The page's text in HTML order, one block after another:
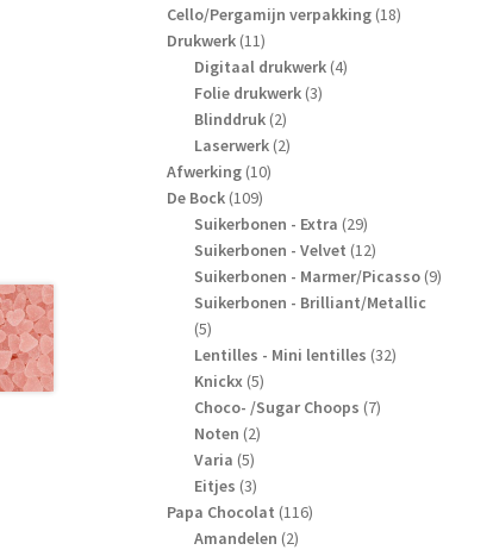
producten
Cello/Pergamijn verpakking 1818
Drukwerk 1111
producten
Digitaal drukwerk 44
Folie drukwerk 33
Blinddruk 22
producten
Laserwerk 22
Afwerking 1010
De Bock 109109
producten
Suikerbonen - Extra 2929
producten
Suikerbonen - Velvet 1212
producten
Suikerbonen - Marmer/Picasso 99
Suikerbonen - Brilliant/Metallic
55
producten
Lentilles - Mini lentilles 3232
Knickx 55
producten
Choco- /Sugar Choops 77
Noten 22
Varia 55
producten
Eitjes 33
producten
Papa Chocolat 116116
Amandelen 22